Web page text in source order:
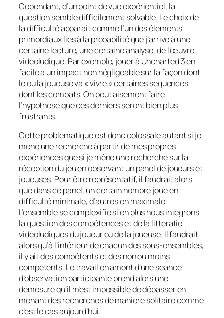
Cependant, d’un point de vue expérientiel, la
question semble difficilement solvable. Le choix de
la difficulté apparait comme l’un des éléments
primordiaux liés à la probabilité que j’arrive à une
certaine lecture, une certaine analyse, de l’œuvre
vidéoludique. Par exemple, jouer à Uncharted 3en
facile a un impact non négligeable sur la façon dont
le ou la joueuse va « vivre » certaines séquences
dont les combats. On peut aisément faire
l’hypothèse que ces derniers seront bien plus
frustrants.
Cette problématique est donc colossale autant si je
mène une recherche à partir de mes propres
expériences que si je mène une recherche sur la
réception du jeu en observant un panel de joueurs et
joueuses. Pour être représentatif, il faudrait alors
que dans ce panel, un certain nombre joue en
difficulté minimale, d’autres en maximale.
L’ensemble se complexifie si en plus nous intégrons
la question des compétences et de la littératie
vidéoludiques du joueur ou de la joueuse. Il faudrait
alors qu’à l’intérieur de chacun des sous-ensembles,
il y ait des compétents et des non ou moins
compétents. Le travail en amont d’une séance
d’observation participante prend alors une
démesure qu’il m’est impossible de dépasser en
menant des recherches de manière solitaire comme
c’est le cas aujourd’hui.